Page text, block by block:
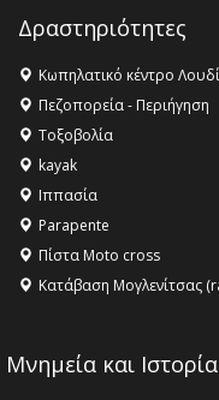
16:27 - Όλυμπος:
Κληρονομιάς της
Όλυμπος
αγαθό εξέχουσας
ανθρωπότητα
16:18 -
ΣΤΗΝ ΕΔΕΣΣΑ
Δραστηριότητες
Κωπηλατικό κέντρο
Πεζοπορεία - Περιήγηση
Τοξοβολία
kayak
Ιππασία
Parapente
Πίστα Moto cross
Κατάβαση Μογλενίτσας
Μνημεία και Ιστορία